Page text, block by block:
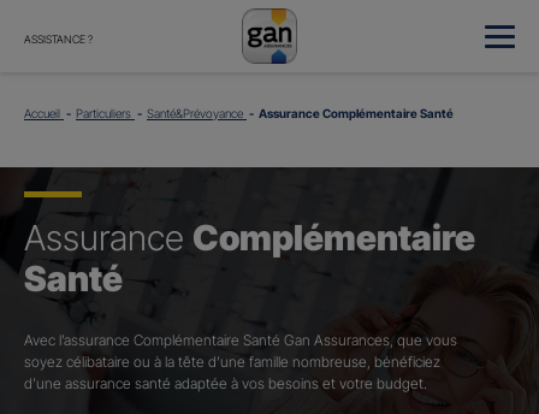
ASSISTANCE ?
Accueil Particuliers Santé&Prévoyance Assurance Complémentaire Santé
Assurance Complémentaire
Santé
Avec l’assurance Complémentaire Santé Gan Assurances, que vous
soyez célibataire ou à la tête d’une famille nombreuse, bénéficiez
d’une assurance santé adaptée à vos besoins et votre budget.​